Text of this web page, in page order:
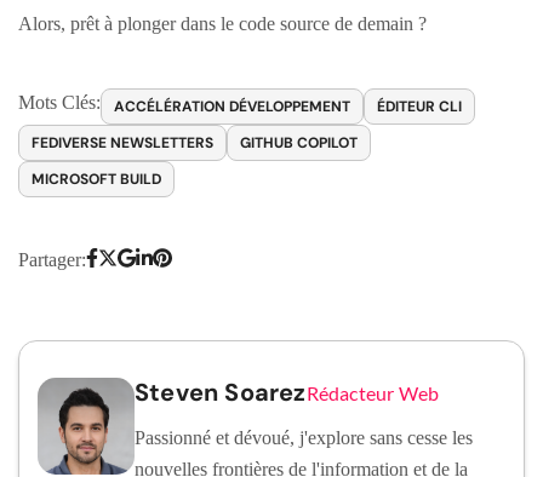
Alors, prêt à plonger dans le code source de demain ?
Mots Clés: ACCÉLÉRATION DÉVELOPPEMENT
ÉDITEUR CLI
FEDIVERSE NEWSLETTERS
GITHUB COPILOT
MICROSOFT BUILD
Partager:
Steven SoarezRédacteur Web
Passionné et dévoué, j'explore sans cesse les
nouvelles frontières de l'information et de la